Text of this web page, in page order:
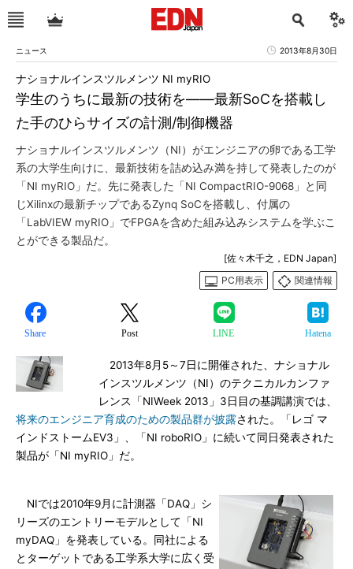
ニュース 2013年8月30日
学生のうちに最新の技術を――最新SoCを搭載し
た手のひらサイズの計測/制御機器
ナショナルインスツルメンツ NI myRIO
ナショナルインスツルメンツ（NI）がエンジニアの卵である工学
系の大学生向けに、最新技術を詰め込み満を持して発表したのが
「NI myRIO」だ。先に発表した「NI CompactRIO-9068」と同
じXilinxの最新チップであるZynq SoCを搭載し、付属の
「LabVIEW myRIO」でFPGAを含めた組み込みシステムを学ぶこ
とができる製品だ。
[佐々木千之，EDN Japan]
PC用表示
関連情報
Share Post LINE Hatena
2013年8月5～7日に開催された、ナショナル
インスツルメンツ（NI）のテクニカルカンファ
レンス「NIWeek 2013」3日目の基調講演では、
将来のエンジニア育成のための製品群が披露された。「レゴ マ
インドストームEV3」、「NI roboRIO」に続いて同日発表された
製品が「NI myRIO」だ。
NIでは2010年9月に計測器「DAQ」シ
リーズのエントリーモデルとして「NI
myDAQ」を発表している。同社による
とターゲットである工学系大学に広く受